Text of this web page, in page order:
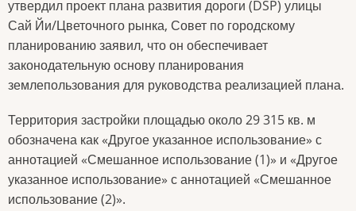
утвердил проект плана развития дороги (DSP) улицы
Сай Йи/Цветочного рынка, Совет по городскому
планированию заявил, что он обеспечивает
законодательную основу планирования
землепользования для руководства реализацией плана.
Территория застройки площадью около 29 315 кв. м
обозначена как «Другое указанное использование» с
аннотацией «Смешанное использование (1)» и «Другое
указанное использование» с аннотацией «Смешанное
использование (2)».